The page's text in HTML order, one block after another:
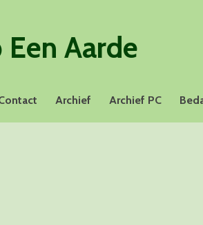
Aarde
Archief Archief PC